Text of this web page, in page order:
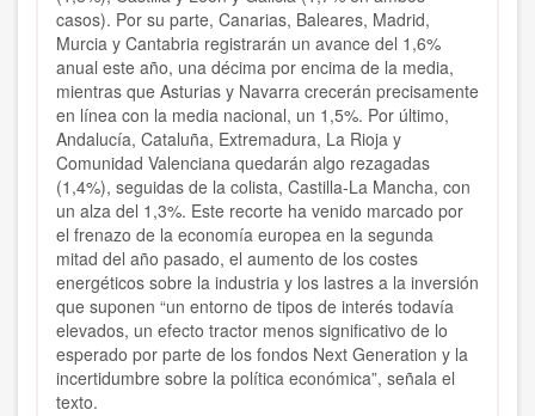
casos). Por su parte, Canarias, Baleares, Madrid,
Murcia y Cantabria registrarán un avance del 1,6%
anual este año, una décima por encima de la media,
mientras que Asturias y Navarra crecerán precisamente
en línea con la media nacional, un 1,5%. Por último,
Andalucía, Cataluña, Extremadura, La Rioja y
Comunidad Valenciana quedarán algo rezagadas
(1,4%), seguidas de la colista, Castilla-La Mancha, con
un alza del 1,3%. Este recorte ha venido marcado por
el frenazo de la economía europea en la segunda
mitad del año pasado, el aumento de los costes
energéticos sobre la industria y los lastres a la inversión
que suponen “un entorno de tipos de interés todavía
elevados, un efecto tractor menos significativo de lo
esperado por parte de los fondos Next Generation y la
incertidumbre sobre la política económica”, señala el
texto.